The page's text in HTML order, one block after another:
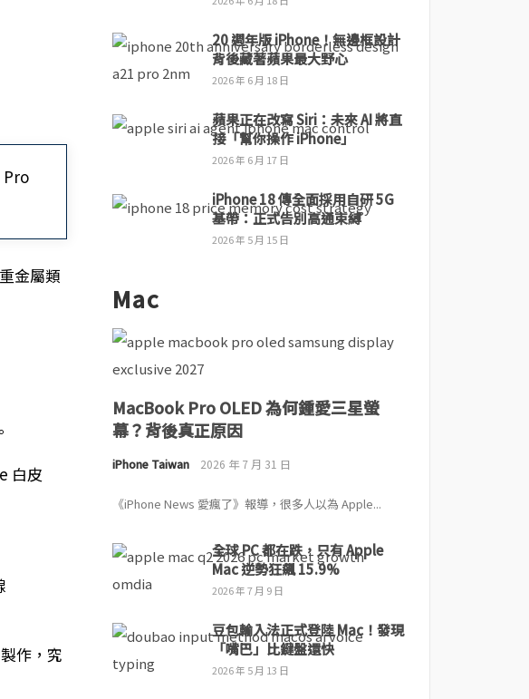
Pro
金屬類
白皮
作，究
20 週年版 iPhone！無邊框設計
背後藏著蘋果最大野心
2026 年 6 月 18 日
蘋果正在改寫 Siri：未來 AI 將直
接「幫你操作 iPhone」
2026 年 6 月 17 日
iPhone 18 傳全面採用自研 5G
基帶：正式告別高通束縛
2026 年 5 月 15 日
Mac
MacBook Pro OLED 為何鍾愛三星螢
幕？背後真正原因
iPhone Taiwan 2026 年 7 月 31 日
《iPhone News 愛瘋了》報導，很多人以為 Apple...
全球 PC 都在跌，只有 Apple
Mac 逆勢狂飆 15.9%
2026 年 7 月 9 日
豆包輸入法正式登陸 Mac！發現
「嘴巴」比鍵盤還快
2026 年 5 月 13 日